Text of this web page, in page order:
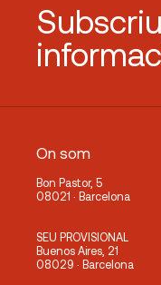
On som
Bon Pastor, 5
08021 · Barcelona
SEU PROVISIONAL
Buenos Aires, 21
08029 · Barcelona